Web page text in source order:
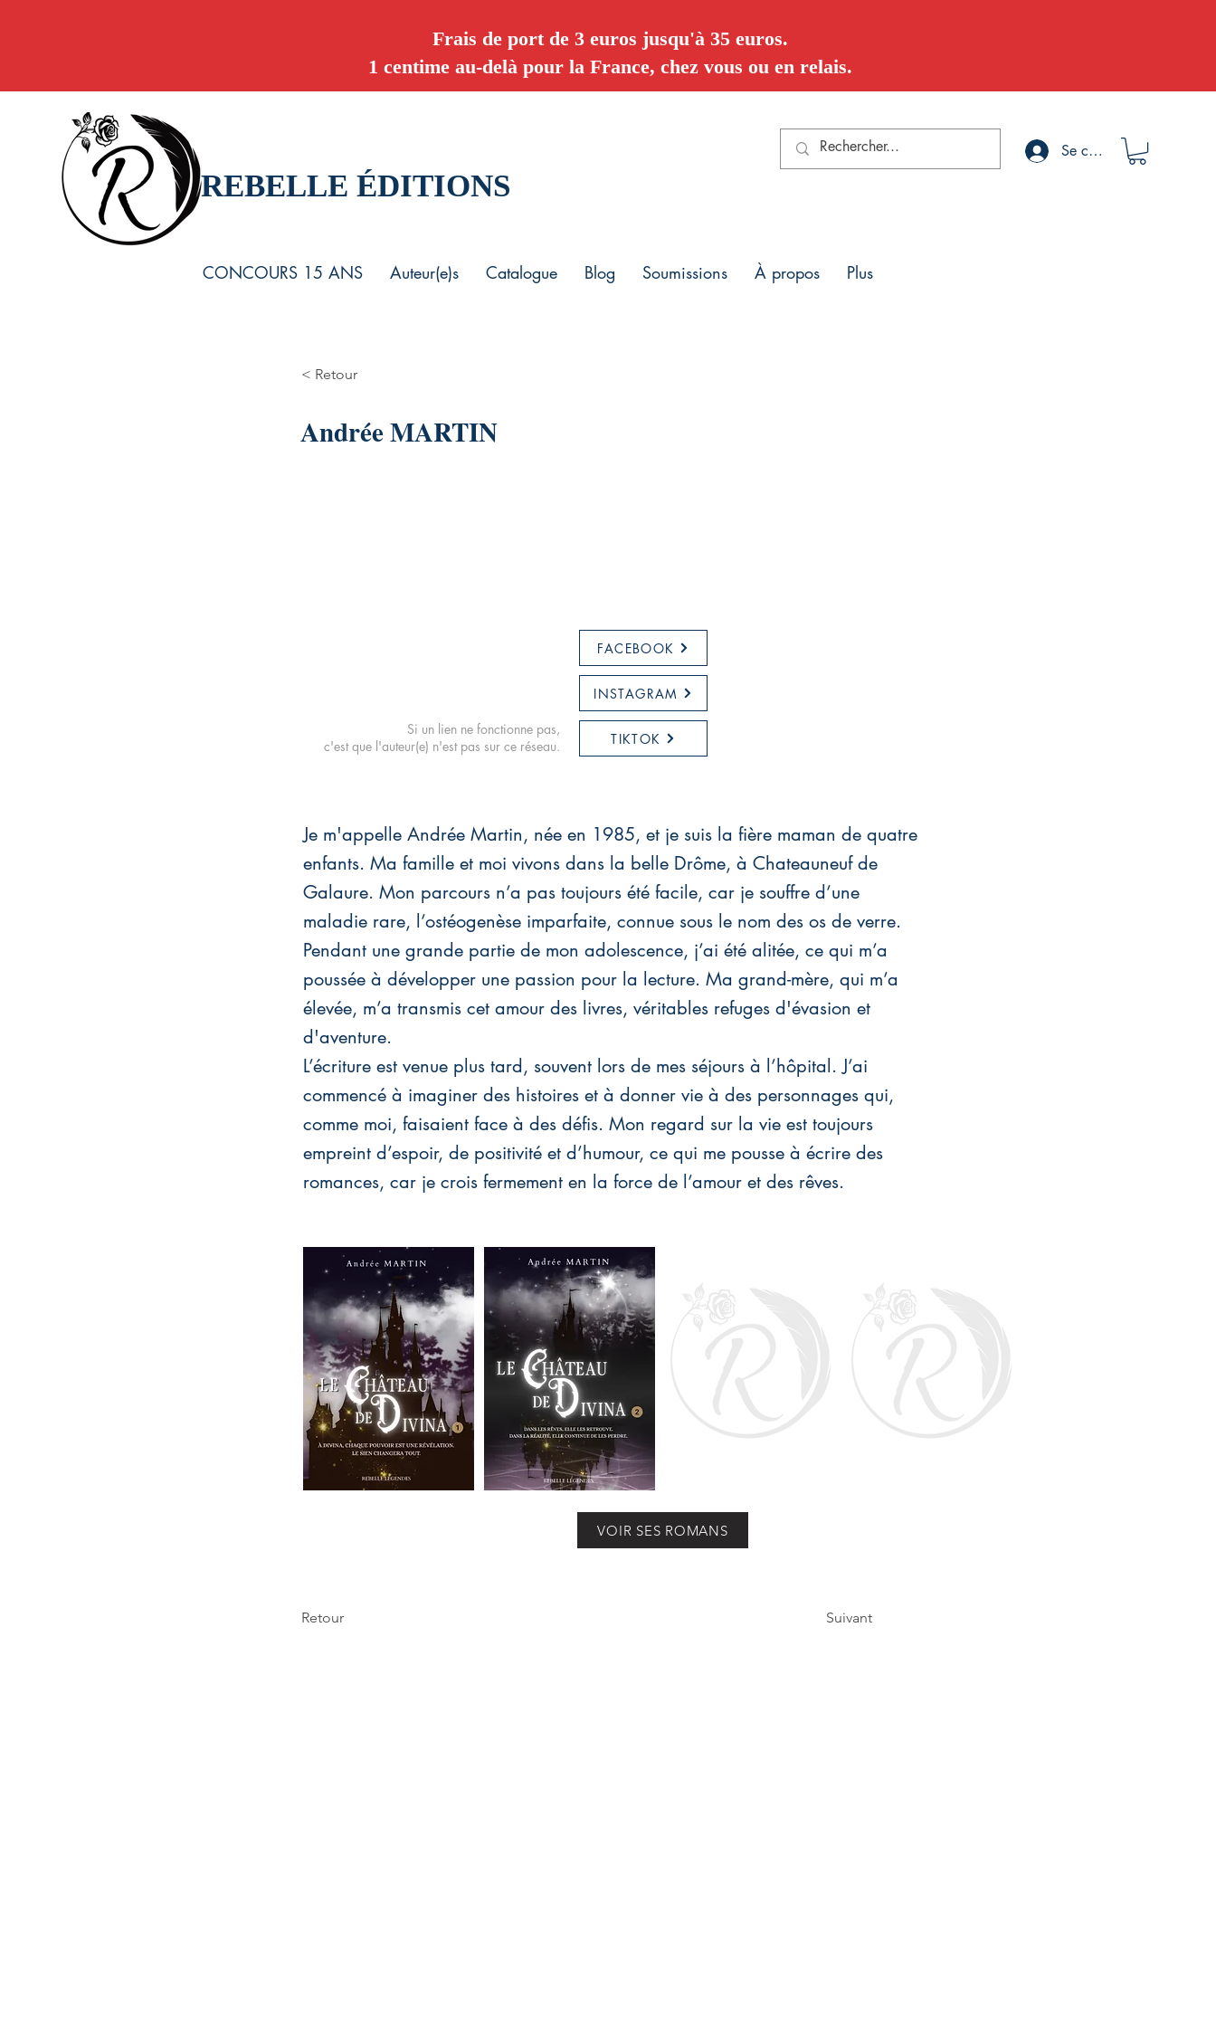
Frais de port de 3 euros jusqu'à 35 euros.
1 centime au-delà pour la France, chez vous ou en relais.
Se connecter
REBELLE ÉDITIONS
CONCOURS 15 ANS Auteur(e)s Catalogue Blog Soumissions À propos Plus
< Retour
Andrée MARTIN
TIKTOK
INSTAGRAM
FACEBOOK
Si un lien ne fonctionne pas,
c'est que l'auteur(e) n'est pas sur ce réseau.
Je m'appelle Andrée Martin, née en 1985, et je suis la fière maman de quatre
enfants. Ma famille et moi vivons dans la belle Drôme, à Chateauneuf de
Galaure. Mon parcours n’a pas toujours été facile, car je souffre d’une
maladie rare, l’ostéogenèse imparfaite, connue sous le nom des os de verre.
Pendant une grande partie de mon adolescence, j’ai été alitée, ce qui m’a
poussée à développer une passion pour la lecture. Ma grand-mère, qui m’a
élevée, m’a transmis cet amour des livres, véritables refuges d'évasion et
d'aventure.
L’écriture est venue plus tard, souvent lors de mes séjours à l’hôpital. J’ai
commencé à imaginer des histoires et à donner vie à des personnages qui,
comme moi, faisaient face à des défis. Mon regard sur la vie est toujours
empreint d’espoir, de positivité et d’humour, ce qui me pousse à écrire des
romances, car je crois fermement en la force de l’amour et des rêves.
VOIR SES ROMANS
Retour Suivant